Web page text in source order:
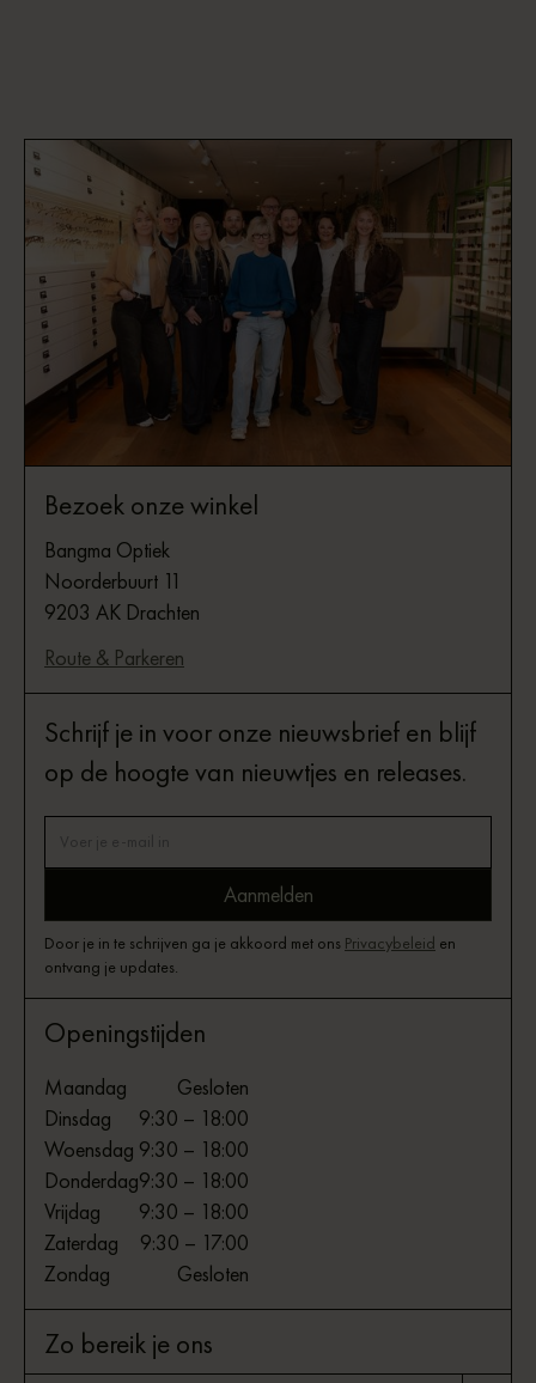
Bezoek onze winkel
Bangma Optiek
Noorderbuurt 11
9203 AK Drachten
Route & Parkeren
Schrijf je in voor onze nieuwsbrief en blijf
op de hoogte van nieuwtjes en releases.
Door je in te schrijven ga je akkoord met ons Privacybeleid en
ontvang je updates.
Openingstijden
Maandag
Gesloten
Dinsdag
9:30 – 18:00
Woensdag 9:30 – 18:00
Donderdag9:30 – 18:00
Vrijdag
9:30 – 18:00
Zaterdag
9:30 – 17:00
Zondag
Gesloten
Zo bereik je ons